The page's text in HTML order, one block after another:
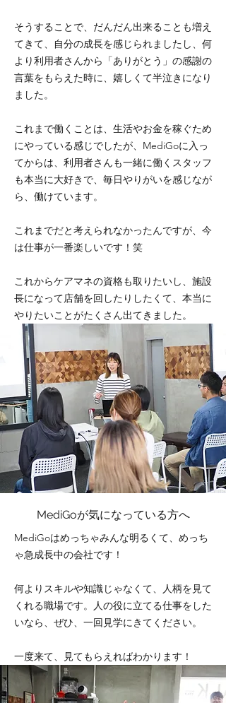
そうすることで、だんだん出来ることも増え
てきて、自分の成長を感じられましたし、何
より利用者さんから「ありがとう」の感謝の
言葉をもらえた時に、嬉しくて半泣きになり
ました。
これまで働くことは、生活やお金を稼ぐため
にやっている感じでしたが、MediGoに入っ
てからは、利用者さんも一緒に働くスタッフ
も本当に大好きで、毎日やりがいを感じなが
ら、働けています。
これまでだと考えられなかったんですが、今
は仕事が一番楽しいです！笑
これからケアマネの資格も取りたいし、施設
長になって店舗を回したりしたくて、本当に
やりたいことがたくさん出てきました。
MediGoが気になっている方へ
MediGoはめっちゃみんな明るくて、めっち
ゃ急成長中の会社です！
何よりスキルや知識じゃなくて、人柄を見て
くれる職場です。人の役に立てる仕事をした
いなら、ぜひ、一回見学にきてください。
一度来て、見てもらえればわかります！